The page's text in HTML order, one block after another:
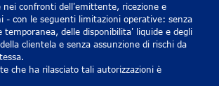
nei confronti dell'emittente, ricezione e
- con le seguenti limitazioni operative: senza
temporanea, delle disponibilita' liquide e degli
clientela e senza assunzione di rischi da
che ha rilasciato tali autorizzazioni è